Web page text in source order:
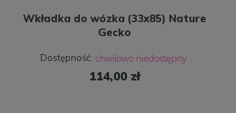
Wkładka do wózka (33x85) Nature
Gecko
Dostępność:
114,00 zł